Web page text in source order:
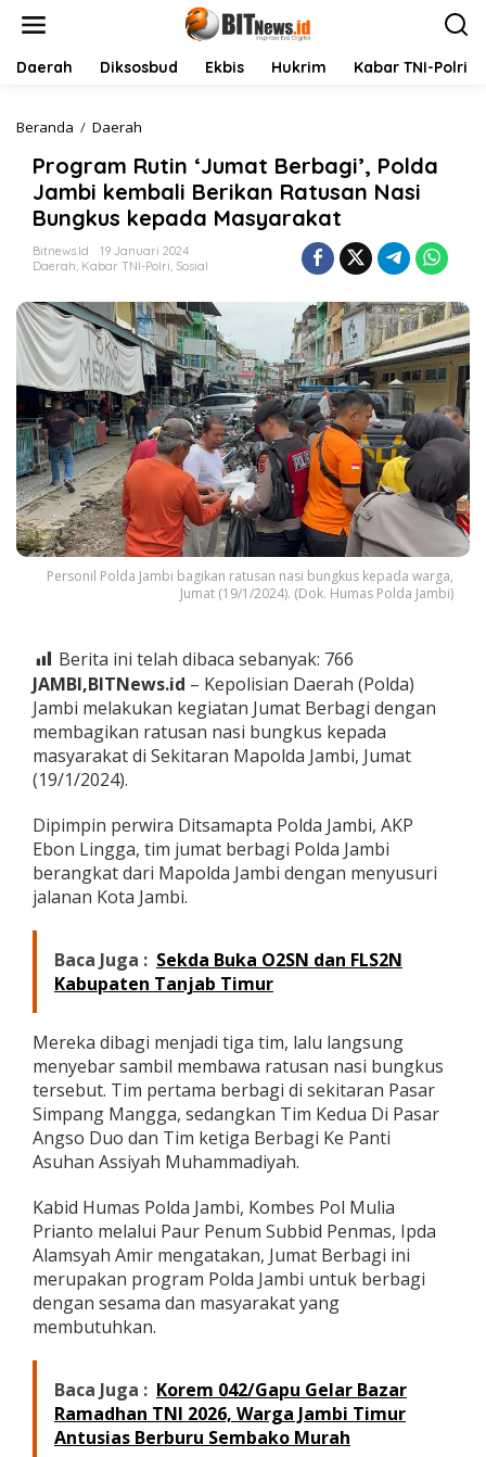
Daerah Diksosbud Ekbis Hukrim Kabar TNI-Polri
Beranda / Daerah
o
g
r
a
m
R
t
i
n
'
J
u
m
a
t
r
b
a
g
P
l
d
a
J
i
k
e
m
b
i
B
i
k
a
n
R
a
t
s
n
N
a
s
i
B
g
k
u
Program Rutin ‘Jumat Berbagi’, Polda
Jambi kembali Berikan Ratusan Nasi
Bungkus kepada Masyarakat
Bitnews.id
19 Januari 2024
Daerah, Kabar TNI-Polri, Sosial
Personil Polda Jambi bagikan ratusan nasi bungkus kepada warga,
Jumat (19/1/2024). (Dok. Humas Polda Jambi)
Berita ini telah dibaca sebanyak: 766
JAMBI,BITNews.id – Kepolisian Daerah (Polda)
Jambi melakukan kegiatan Jumat Berbagi dengan
membagikan ratusan nasi bungkus kepada
masyarakat di Sekitaran Mapolda Jambi, Jumat
(19/1/2024).
Dipimpin perwira Ditsamapta Polda Jambi, AKP
Ebon Lingga, tim jumat berbagi Polda Jambi
berangkat dari Mapolda Jambi dengan menyusuri
jalanan Kota Jambi.
Baca Juga : Sekda Buka O2SN dan FLS2N
Kabupaten Tanjab Timur
Mereka dibagi menjadi tiga tim, lalu langsung
menyebar sambil membawa ratusan nasi bungkus
tersebut. Tim pertama berbagi di sekitaran Pasar
Simpang Mangga, sedangkan Tim Kedua Di Pasar
Angso Duo dan Tim ketiga Berbagi Ke Panti
Asuhan Assiyah Muhammadiyah.
Kabid Humas Polda Jambi, Kombes Pol Mulia
Prianto melalui Paur Penum Subbid Penmas, Ipda
Alamsyah Amir mengatakan, Jumat Berbagi ini
merupakan program Polda Jambi untuk berbagi
dengan sesama dan masyarakat yang
membutuhkan.
Baca Juga : Korem 042/Gapu Gelar Bazar
Ramadhan TNI 2026, Warga Jambi Timur
Antusias Berburu Sembako Murah